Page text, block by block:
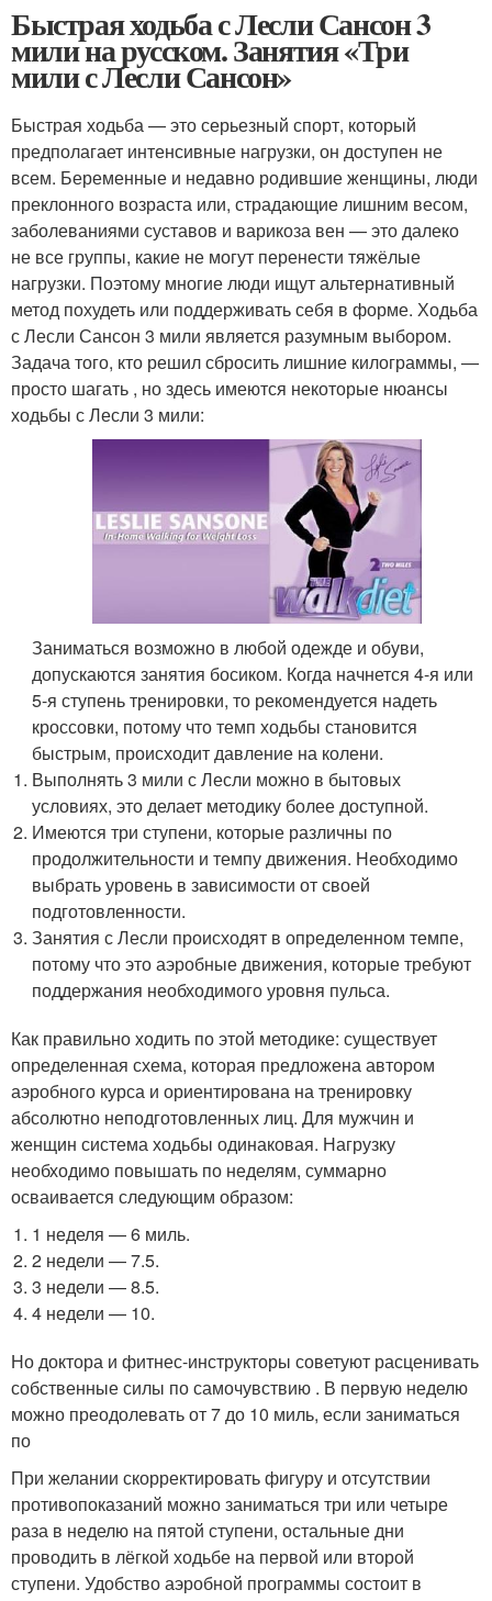
Быстрая ходьба с Лесли Сансон 3
мили на русском. Занятия «Три
мили с Лесли Сансон»
Быстрая ходьба — это серьезный спорт, который
предполагает интенсивные нагрузки, он доступен не
всем. Беременные и недавно родившие женщины, люди
преклонного возраста или, страдающие лишним весом,
заболеваниями суставов и варикоза вен — это далеко
не все группы, какие не могут перенести тяжёлые
нагрузки. Поэтому многие люди ищут альтернативный
метод похудеть или поддерживать себя в форме. Ходьба
с Лесли Сансон 3 мили является разумным выбором.
Задача того, кто решил сбросить лишние килограммы, —
просто шагать , но здесь имеются некоторые нюансы
ходьбы с Лесли 3 мили:
Заниматься возможно в любой одежде и обуви,
допускаются занятия босиком. Когда начнется 4-я или
5-я ступень тренировки, то рекомендуется надеть
кроссовки, потому что темп ходьбы становится
быстрым, происходит давление на колени.
Выполнять 3 мили с Лесли можно в бытовых
условиях, это делает методику более доступной.
Имеются три ступени, которые различны по
продолжительности и темпу движения. Необходимо
выбрать уровень в зависимости от своей
подготовленности.
Занятия с Лесли происходят в определенном темпе,
потому что это аэробные движения, которые требуют
поддержания необходимого уровня пульса.
Как правильно ходить по этой методике: существует
определенная схема, которая предложена автором
аэробного курса и ориентирована на тренировку
абсолютно неподготовленных лиц. Для мужчин и
женщин система ходьбы одинаковая. Нагрузку
необходимо повышать по неделям, суммарно
осваивается следующим образом:
1 неделя — 6 миль.
2 недели — 7.5.
3 недели — 8.5.
4 недели — 10.
Но доктора и фитнес-инструкторы советуют расценивать
собственные силы по самочувствию . В первую неделю
можно преодолевать от 7 до 10 миль, если заниматься
по
При желании скорректировать фигуру и отсутствии
противопоказаний можно заниматься три или четыре
раза в неделю на пятой ступени, остальные дни
проводить в лёгкой ходьбе на первой или второй
ступени. Удобство аэробной программы состоит в